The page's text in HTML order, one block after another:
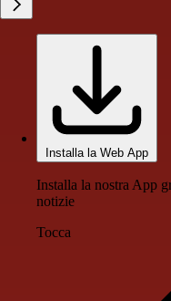
Installa la Web App
Installa la nostra App
notizie
Tocca